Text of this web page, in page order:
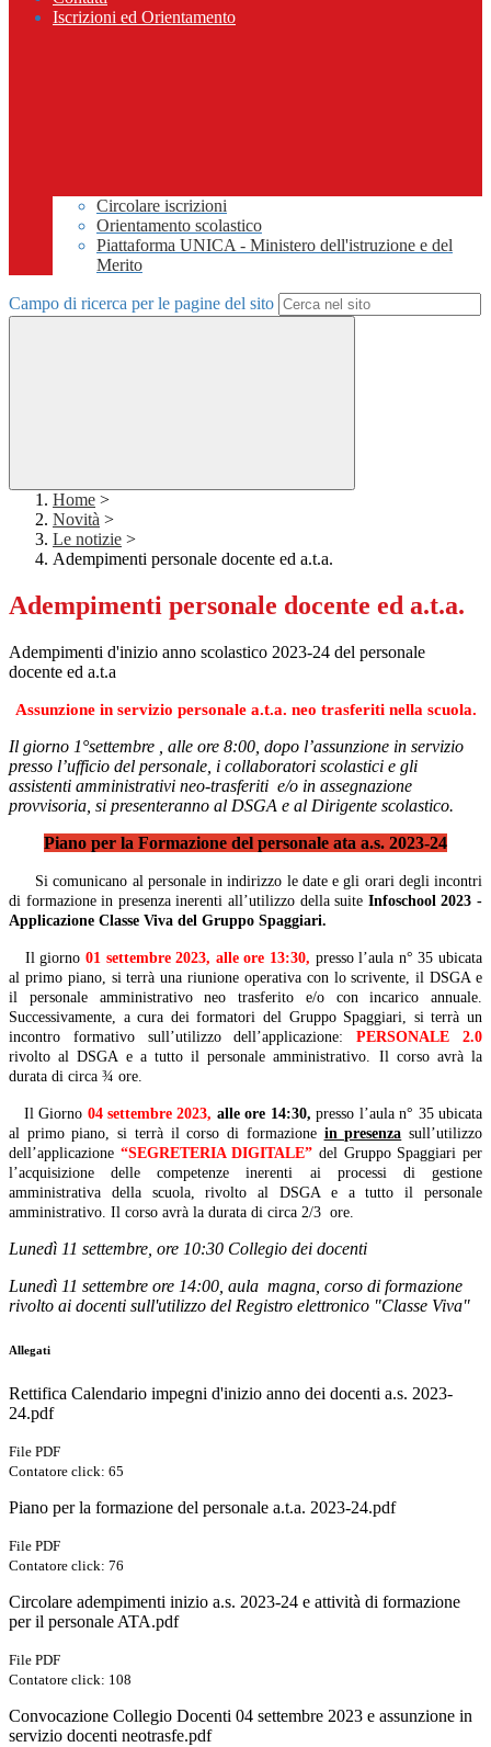
Iscrizioni ed Orientamento
Circolare iscrizioni
Orientamento scolastico
Piattaforma UNICA - Ministero dell'istruzione e del
Merito
Campo di ricerca per le pagine del sito
Home >
Novità >
Le notizie >
Adempimenti personale docente ed a.t.a.
Adempimenti personale docente ed a.t.a.
Adempimenti d'inizio anno scolastico 2023-24 del personale
docente ed a.t.a
Assunzione in servizio personale a.t.a. neo trasferiti nella scuola.
Il giorno 1°settembre , alle ore 8:00, dopo l’assunzione in servizio
presso l’ufficio del personale, i collaboratori scolastici e gli
assistenti amministrativi neo-trasferiti e/o in assegnazione
provvisoria, si presenteranno al DSGA e al Dirigente scolastico.
Piano per la Formazione del personale ata a.s. 2023-24
Si comunicano al personale in indirizzo le date e gli orari degli incontri
di formazione in presenza inerenti all’utilizzo della suite Infoschool 2023 -
Applicazione Classe Viva del Gruppo Spaggiari.
Il giorno 01 settembre 2023, alle ore 13:30, presso l’aula n° 35 ubicata
al primo piano, si terrà una riunione operativa con lo scrivente, il DSGA e
il personale amministrativo neo trasferito e/o con incarico annuale.
Successivamente, a cura dei formatori del Gruppo Spaggiari, si terrà un
incontro formativo sull’utilizzo dell’applicazione:PERSONALE 2.0
rivolto al DSGA e a tutto il personale amministrativo. Il corso avrà la
durata di circa ¾ ore.
Il Giorno 04 settembre 2023, alle ore 14:30, presso l’aula n° 35 ubicata
al primo piano, si terrà il corso di formazione in presenza sull’utilizzo
dell’applicazione “SEGRETERIA DIGITALE” del Gruppo Spaggiari per
l’acquisizione delle competenze inerenti ai processi di gestione
amministrativa della scuola,rivolto al DSGA e a tutto il personale
amministrativo. Il corso avrà la durata di circa 2/3 ore.
Lunedì 11 settembre, ore 10:30 Collegio dei docenti
Lunedì 11 settembre ore 14:00, aula magna, corso di formazione
rivolto ai docenti sull'utilizzo del Registro elettronico "Classe Viva"
Allegati
Rettifica Calendario impegni d'inizio anno dei docenti a.s. 2023-
24.pdf
File PDF
Contatore click: 65
Piano per la formazione del personale a.t.a. 2023-24.pdf
File PDF
Contatore click: 76
Circolare adempimenti inizio a.s. 2023-24 e attività di formazione
per il personale ATA.pdf
File PDF
Contatore click: 108
Convocazione Collegio Docenti 04 settembre 2023 e assunzione in
servizio docenti neotrasfe.pdf